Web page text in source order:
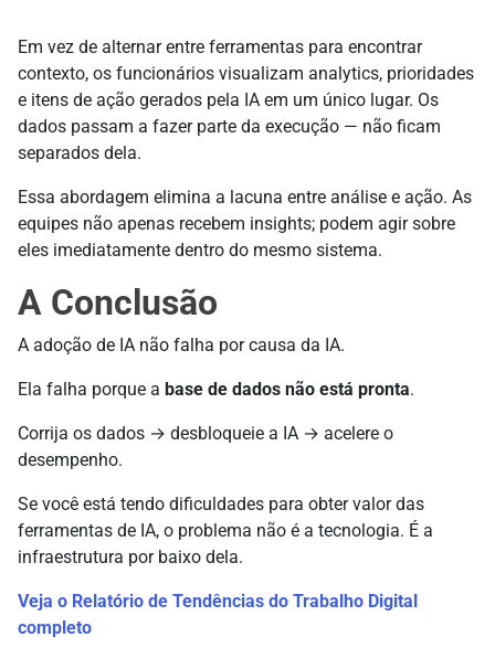
Em vez de alternar entre ferramentas para encontrar
contexto, os funcionários visualizam analytics, prioridades
e itens de ação gerados pela IA em um único lugar. Os
dados passam a fazer parte da execução — não ficam
separados dela.
Essa abordagem elimina a lacuna entre análise e ação. As
equipes não apenas recebem insights; podem agir sobre
eles imediatamente dentro do mesmo sistema.
A Conclusão
A adoção de IA não falha por causa da IA.
Ela falha porque a base de dados não está pronta.
Corrija os dados → desbloqueie a IA → acelere o
desempenho.
Se você está tendo dificuldades para obter valor das
ferramentas de IA, o problema não é a tecnologia. É a
infraestrutura por baixo dela.
Veja o Relatório de Tendências do Trabalho Digital
completo